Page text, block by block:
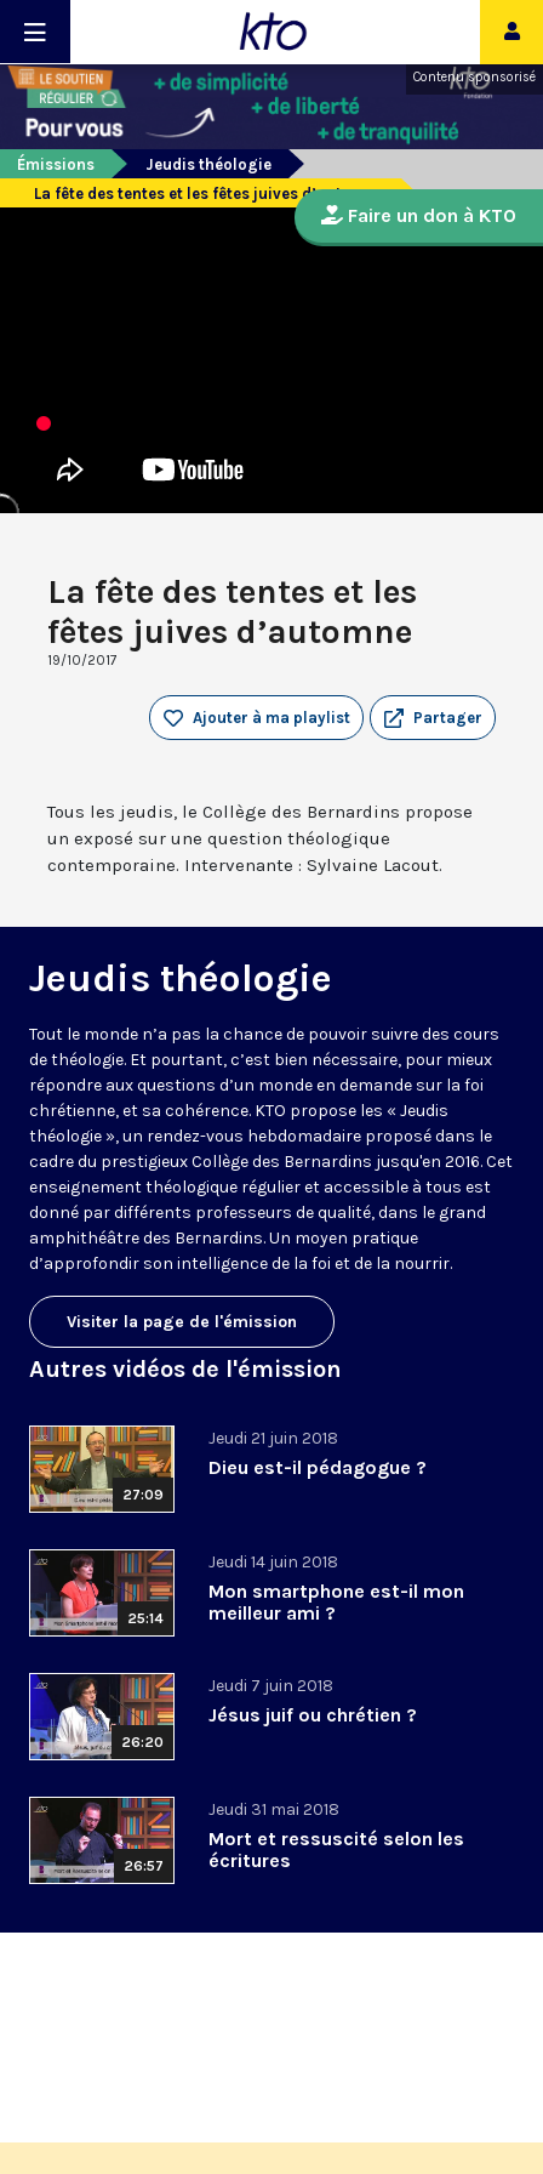
Contenu sponsorisé
Émissions
Jeudis théologie
La fête des tentes et les fêtes juives d’automne
La fête des tentes et les
fêtes juives d’automne
19/10/2017
Partager
Ajouter à ma playlist
Tous les jeudis, le Collège des Bernardins propose
un exposé sur une question théologique
contemporaine. Intervenante : Sylvaine Lacout.
Jeudis théologie
Tout le monde n’a pas la chance de pouvoir suivre des cours
de théologie. Et pourtant, c’est bien nécessaire, pour mieux
répondre aux questions d’un monde en demande sur la foi
chrétienne, et sa cohérence. KTO propose les « Jeudis
théologie », un rendez-vous hebdomadaire proposé dans le
cadre du prestigieux Collège des Bernardins jusqu'en 2016. Cet
enseignement théologique régulier et accessible à tous est
donné par différents professeurs de qualité, dans le grand
amphithéâtre des Bernardins. Un moyen pratique
d’approfondir son intelligence de la foi et de la nourrir.
Visiter la page de l'émission
Autres vidéos de l'émission
27:09
Jeudi 21 juin 2018
Dieu est-il pédagogue ?
25:14
Jeudi 14 juin 2018
Mon smartphone est-il mon
meilleur ami ?
26:20
Jeudi 7 juin 2018
Jésus juif ou chrétien ?
26:57
Jeudi 31 mai 2018
Mort et ressuscité selon les
écritures
Faire un don à KTO